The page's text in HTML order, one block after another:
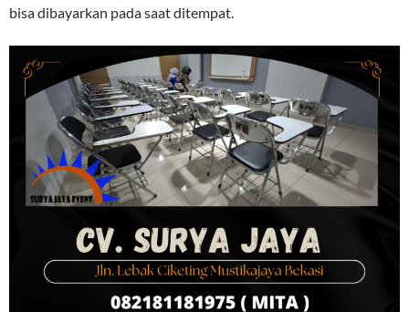
bisa dibayarkan pada saat ditempat.